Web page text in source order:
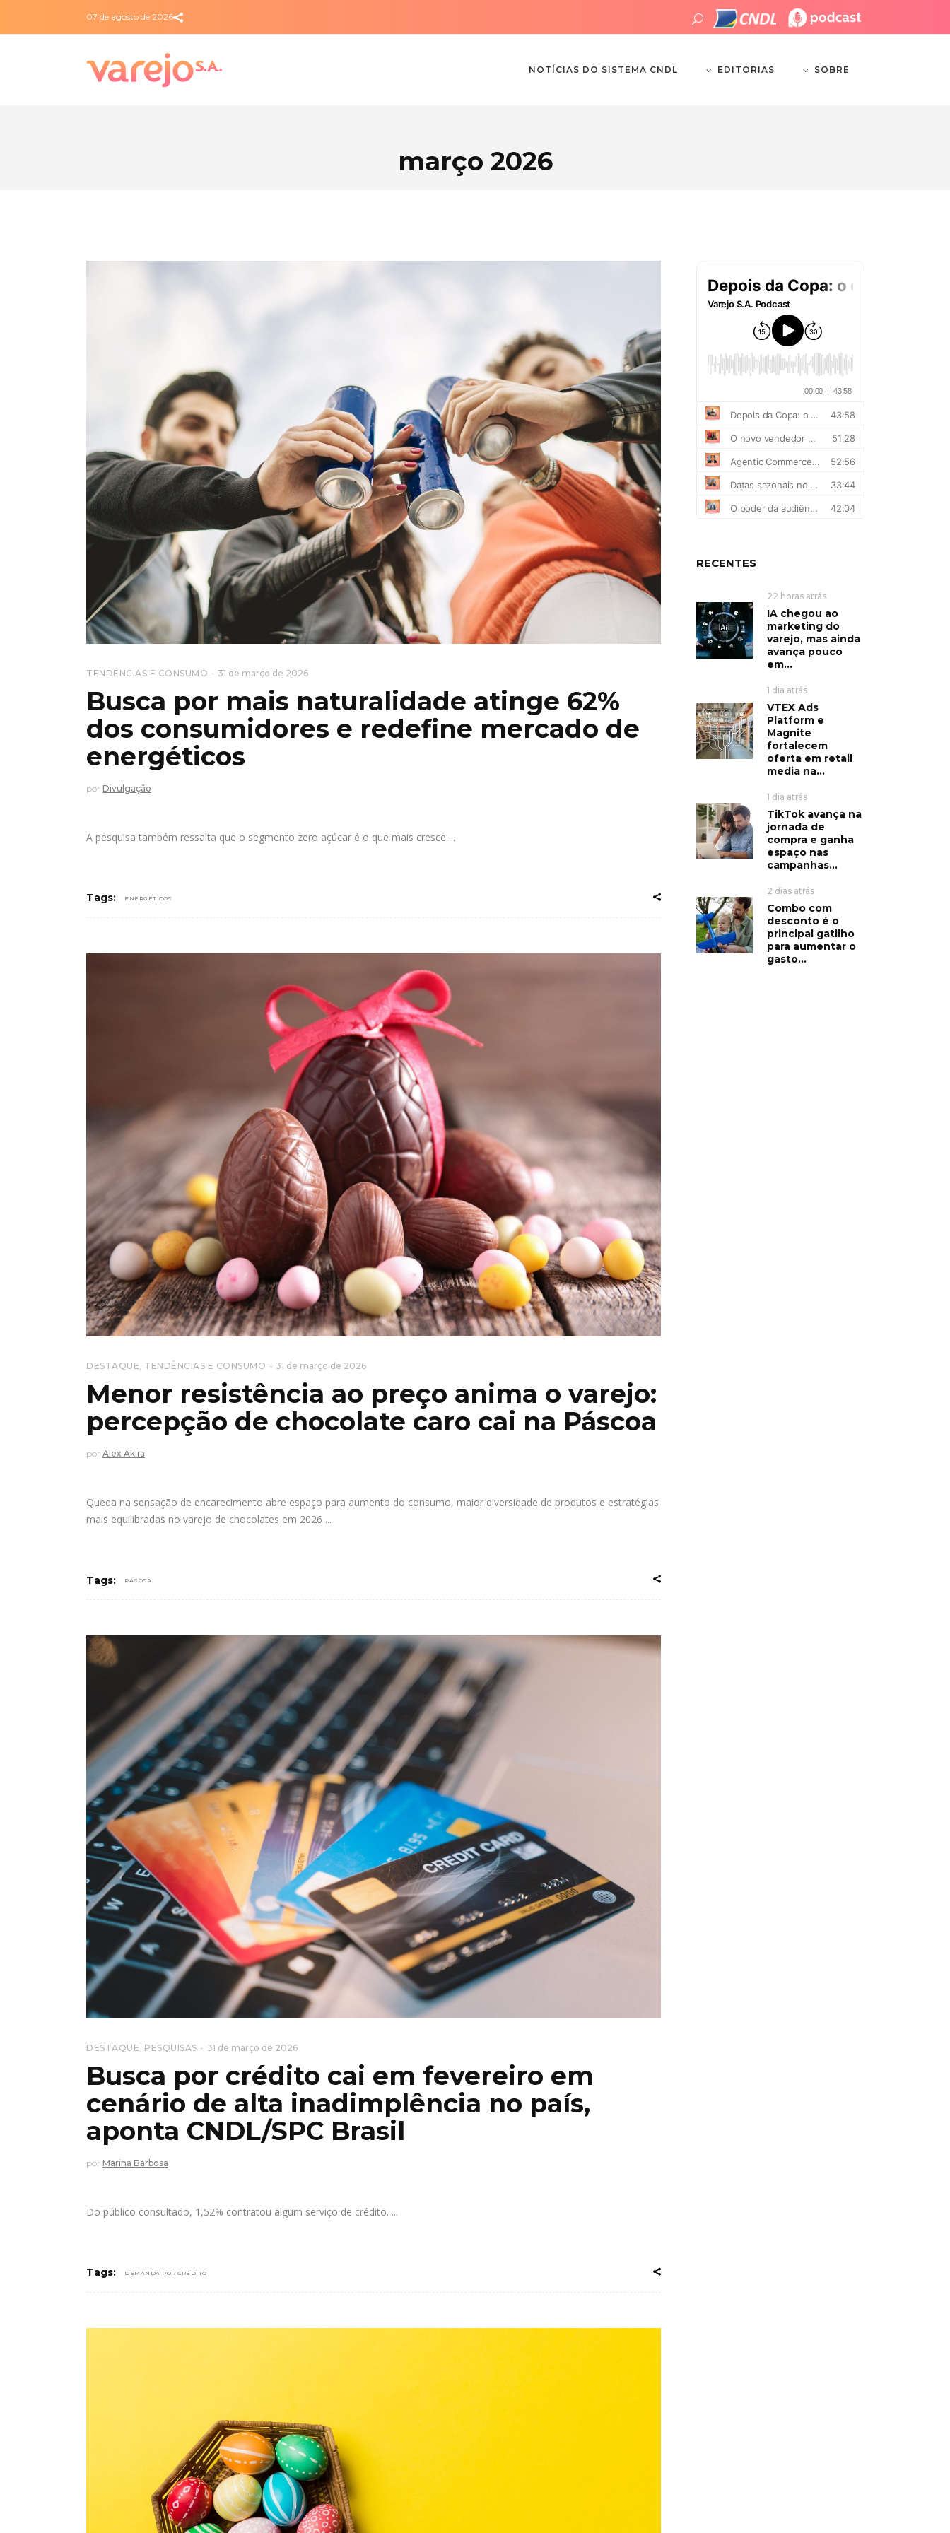
07 de agosto de 2026
NOTÍCIAS DO SISTEMA CNDL EDITORIAS SOBRE
março 2026
TENDÊNCIAS E CONSUMO 31 de março de 2026
Busca por mais naturalidade atinge 62%
dos consumidores e redefine mercado de
energéticos
por Divulgação
A pesquisa também ressalta que o segmento zero açúcar é o que mais cresce
Tags: ENERGÉTICOS
DESTAQUE, TENDÊNCIAS E CONSUMO 31 de março de 2026
Menor resistência ao preço anima o varejo:
percepção de chocolate caro cai na Páscoa
por Alex Akira
Queda na sensação de encarecimento abre espaço para aumento do consumo, maior diversidade de produtos e estratégias
mais equilibradas no varejo de chocolates em 2026
Tags: PÁSCOA
DESTAQUE, PESQUISAS 31 de março de 2026
Busca por crédito cai em fevereiro em
cenário de alta inadimplência no país,
aponta CNDL/SPC Brasil
por Marina Barbosa
Do público consultado, 1,52% contratou algum serviço de crédito.
Tags: DEMANDA POR CRÉDITO
RECENTES
22 horas atrás
IA chegou ao
marketing do
varejo, mas ainda
avança pouco
em...
1 dia atrás
VTEX Ads
Platform e
Magnite
fortalecem
oferta em retail
media na...
1 dia atrás
TikTok avança na
jornada de
compra e ganha
espaço nas
campanhas...
2 dias atrás
Combo com
desconto é o
principal gatilho
para aumentar o
gasto...